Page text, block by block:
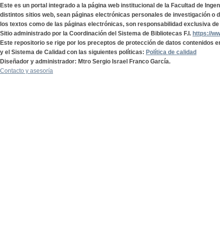
Este es un portal integrado a la página web institucional de la Facultad de
distintos sitios web, sean páginas electrónicas personales de investigación o
los textos como de las páginas electrónicas, son responsabilidad exclusiva
Sitio administrado por la Coordinación del Sistema de Bibliotecas F.I. https://
Este repositorio se rige por los preceptos de protección de datos contenidos
y el Sistema de Calidad con las siguientes políticas: Política de calidad
Diseñador y administrador: Mtro Sergio Israel Franco García.
Contacto y asesoría